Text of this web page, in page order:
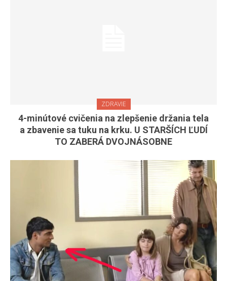
ZDRAVIE
4-minútové cvičenia na zlepšenie držania tela
a zbavenie sa tuku na krku. U STARŠÍCH ĽUDÍ
TO ZABERÁ DVOJNÁSOBNE